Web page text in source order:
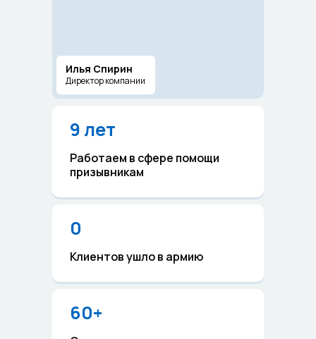
9 лет
Работаем в сфере помощи
призывникам
0
Клиентов ушло в армию
60+
Илья Спирин
Директор компании